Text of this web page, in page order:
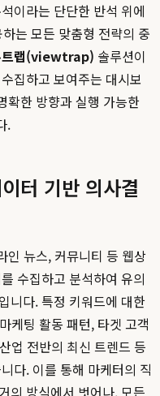
이라는 단단한 반석 위에
는 모든 맞춤형 전략의 중
트랩(viewtrap) 솔루션이
집하고 보여주는 대시보
확한 방향과 실행 가능한
.
터 기반 의사결
인 뉴스, 커뮤니티 등 웹상
수집하고 분석하여 유의
니다. 특정 키워드에 대한
케팅 활동 패턴, 타겟 고객
업 전반의 최신 트렌드 등
다. 이를 통해 마케터의 직